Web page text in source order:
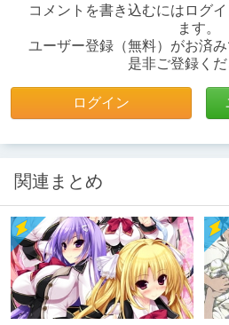
コメントを書き込むにはログ
ます。
ユーザー登録（無料）がお済
是非ご登録くだ
ログイン
関連まとめ